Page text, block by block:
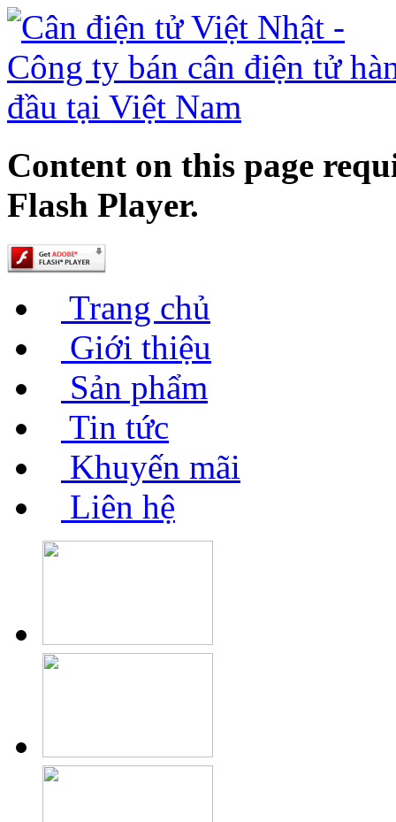
Content on this page
Flash Player.
Trang chủ
Giới thiệu
Sản phẩm
Tin tức
Khuyến mãi
Liên hệ